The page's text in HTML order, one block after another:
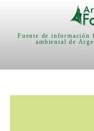
Fuente de
ambiental de